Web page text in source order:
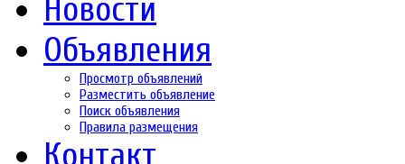
Новости
Объявления
Просмотр объявлений
Разместить объявление
Поиск объявления
Правила размещения
Контакт